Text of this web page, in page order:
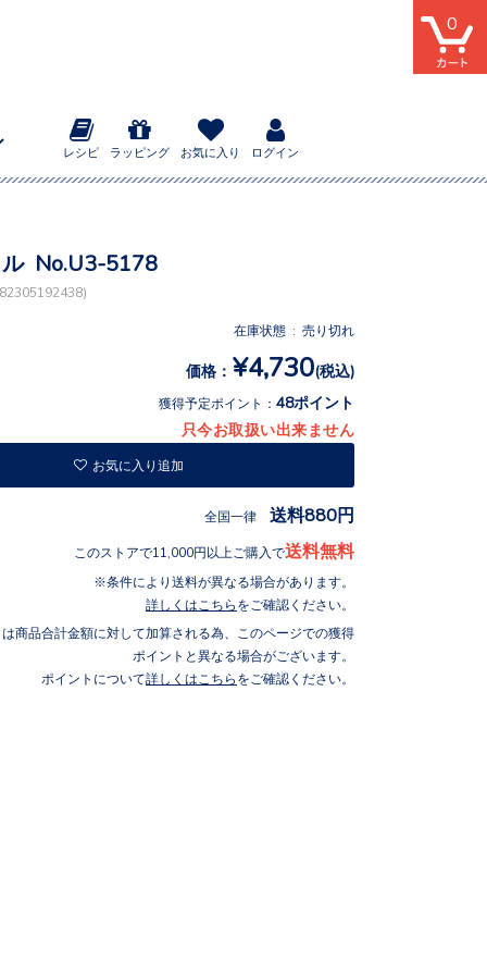
レシピ ラッピング お気に入り ログイン
0
No.U3-5178
在庫状態 : 売り切れ
価格： ¥4,730(税込)
獲得予定ポイント： 48ポイント
只今お取扱い出来ません
お気に入り追加
全国一律 送料880円
このストアで11,000円以上ご購入で送料無料
条件により送料が異なる場合があります。
詳しくはこちら をご確認ください。
商品合計金額に対して加算される為、このページでの獲得
ポイントと異なる場合がございます。
ポイントについて詳しくはこちら をご確認ください。